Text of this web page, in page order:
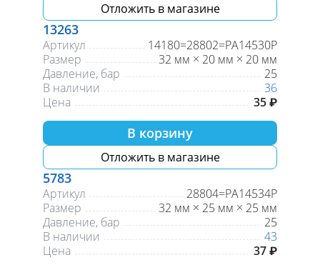
Отложить в магазине
13263
Артикул
14180=28802=PA14530P
Размер
32 мм × 20 мм × 20 мм
Давление, бар
25
В наличии
36
Цена
35 ₽
В корзину
Отложить в магазине
5783
Артикул
28804=PA14534P
Размер
32 мм × 25 мм × 25 мм
Давление, бар
25
В наличии
43
Цена
37 ₽